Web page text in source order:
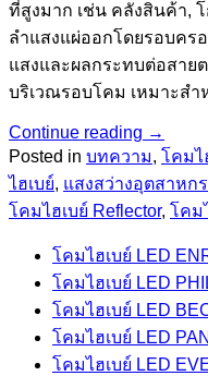
ที่สูงมาก เช่น คลังสินค้า,
ลำแสงแผ่ออกโดยรอบคร
แสงและผลกระทบต่อสาย
บริเวณรอบโคม เหมาะสำ
Continue reading →
Posted in บทความ, โคมไ
ไฮเบย์, แสงสว่างอุตสาหก
โคมไฮเบย์ Reflector, โคม
โคมไฮเบย์ LED
โคมไฮเบย์ LED
โคมไฮเบย์ LED
โคมไฮเบย์ LED
โคมไฮเบย์ LED